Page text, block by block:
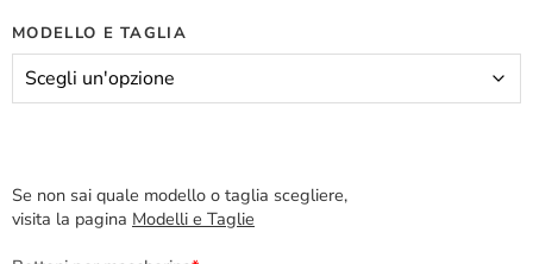
MODELLO E TAGLIA
Se non sai quale modello o taglia scegliere,
visita la pagina Modelli e Taglie